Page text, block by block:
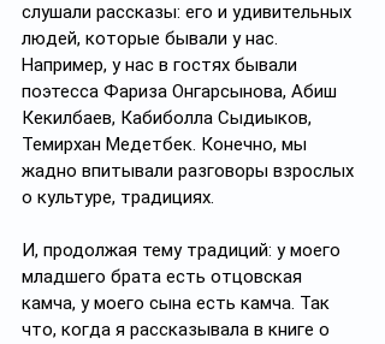
слушали рассказы: его и удивительных
людей, которые бывали у нас.
Например, у нас в гостях бывали
поэтесса Фариза Онгарсынова, Абиш
Кекилбаев, Кабиболла Сыдиыков,
Темирхан Медетбек. Конечно, мы
жадно впитывали разговоры взрослых
о культуре, традициях.
И, продолжая тему традиций: у моего
младшего брата есть отцовская
камча, у моего сына есть камча. Так
что, когда я рассказывала в книге о